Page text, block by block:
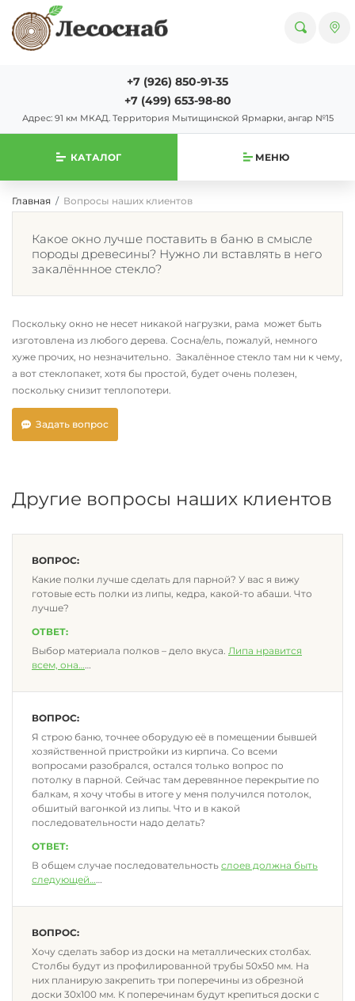
+7 (926) 850-91-35
+7 (499) 653-98-80
Адрес: 91 км МКАД. Территория Мытищинской Ярмарки, ангар №15
КАТАЛОГ МЕНЮ
Главная Вопросы наших клиентов
Какое окно лучше поставить в баню в смысле
породы древесины? Нужно ли вставлять в него
закалённное стекло?
Поскольку окно не несет никакой нагрузки, рама может быть
изготовлена из любого дерева. Сосна/ель, пожалуй, немного
хуже прочих, но незначительно. Закалённое стекло там ни к чему,
а вот стеклопакет, хотя бы простой, будет очень полезен,
поскольку снизит теплопотери.
Задать вопрос
Другие вопросы наших клиентов
ВОПРОС:
Какие полки лучше сделать для парной? У вас я вижу
готовые есть полки из липы, кедра, какой-то абаши. Что
лучше?
ОТВЕТ:
Выбор материала полков – дело вкуса. Липа нравится
всем, она
ВОПРОС:
Я строю баню, точнее оборудую её в помещении бывшей
хозяйственной пристройки из кирпича. Со всеми
вопросами разобрался, остался только вопрос по
потолку в парной. Сейчас там деревянное перекрытие по
балкам, я хочу чтобы в итоге у меня получился потолок,
обшитый вагонкой из липы. Что и в какой
последовательности надо делать?
ОТВЕТ:
В общем случае последовательность слоев должна быть
следующей
ВОПРОС:
Хочу сделать забор из доски на металлических столбах.
Столбы будут из профилированной трубы 50х50 мм. На
них планирую закрепить три поперечины из обрезной
доски 30х100 мм. К поперечинам будут крепиться доски с